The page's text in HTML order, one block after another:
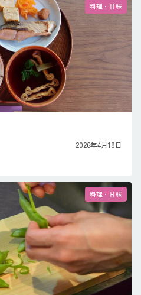
料理・甘味
2026年4月18日
料理・甘味